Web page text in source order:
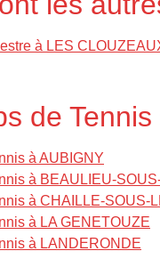
à LES
de
à AUBIGNY
à BEAULIEU-
à CHAILLE-SOUS-
à LA GENETOUZE
à LANDERONDE